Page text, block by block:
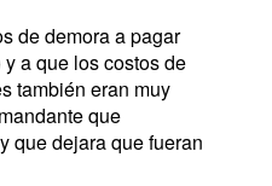
de demora a pagar
a que los costos de
también eran muy
que
que dejara que fueran